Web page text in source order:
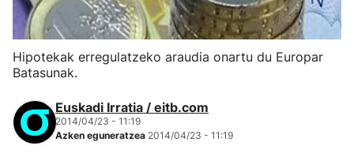
Hipotekak erregulatzeko araudia onartu du Europar
Batasunak.
Euskadi Irratia / eitb.com
2014/04/23 - 11:19
Azken eguneratzea 2014/04/23 - 11:19